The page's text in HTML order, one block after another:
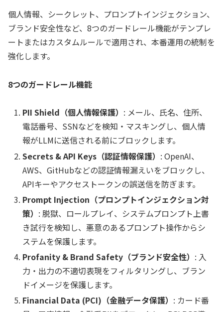
個人情報、シークレット、プロンプトインジェクション、
ブランド安全性など、8つのガードレール機能がテンプレ
ートまたはカスタムルールで適用され、本番運用の統制を
強化します。
8つのガードレール機能
PII Shield（個人情報保護） : メール、氏名、住所、
電話番号、SSNなどを検知・マスキングし、個人情
報がLLMに送信される前にブロックします。
Secrets & API Keys（認証情報保護） : OpenAI、
AWS、GitHubなどの認証情報漏えいをブロックし、
APIキーやアクセストークンの誤送信を防ぎます。
Prompt Injection（プロンプトインジェクション対
策） : 脱獄、ロールプレイ、システムプロンプト上書
き試行を検知し、悪意のあるプロンプト操作からシ
ステムを保護します。
Profanity & Brand Safety（ブランド安全性） : 入
力・出力の不適切表現をフィルタリングし、ブラン
ドイメージを保護します。
Financial Data (PCI)（金融データ保護） : カード番